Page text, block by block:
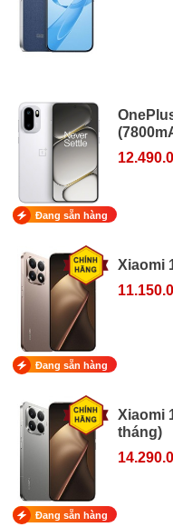
Đang sẵn hàng
Xiaomi
Đang sẵn hàng
Xiaomi
tháng)
Đang sẵn hàng